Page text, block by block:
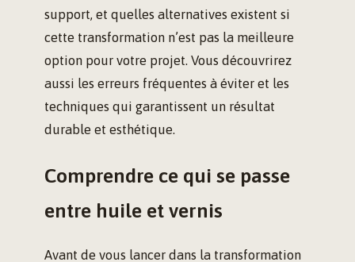
support, et quelles alternatives existent si
cette transformation n’est pas la meilleure
option pour votre projet. Vous découvrirez
aussi les erreurs fréquentes à éviter et les
techniques qui garantissent un résultat
durable et esthétique.
Comprendre ce qui se passe
entre huile et vernis
Avant de vous lancer dans la transformation